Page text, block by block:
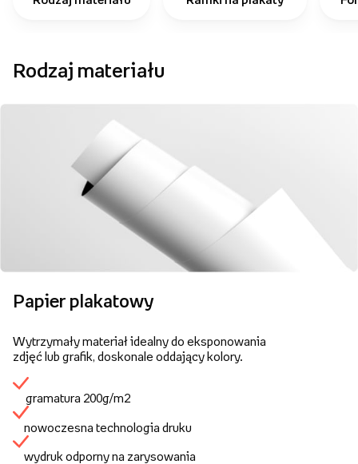
Rodzaj materiału
Papier plakatowy
Wytrzymały materiał idealny do eksponowania
zdjęć lub grafik, doskonale oddający kolory.
gramatura 200g/m2
nowoczesna technologia druku
wydruk odporny na zarysowania